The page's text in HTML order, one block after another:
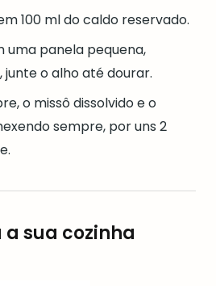
100 ml do caldo reservado.
uma panela pequena,
o alho até dourar.
o missô dissolvido e o
sempre, por uns 2
sua cozinha